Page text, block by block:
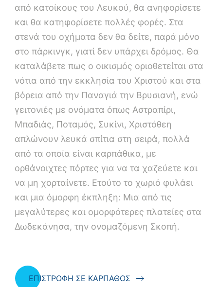
από κατοίκους του Λευκού, θα ανηφορίσετε
και θα κατηφορίσετε πολλές φορές. Στα
στενά του οχήματα δεν θα δείτε, παρά μόνο
στο πάρκινγκ, γιατί δεν υπάρχει δρόμος. Θα
καταλάβετε πως ο οικισμός οριοθετείται στα
νότια από την εκκλησία του Χριστού και στα
βόρεια από την Παναγιά την Βρυσιανή, ενώ
γειτονιές με ονόματα όπως Αστραπίρι,
Μπαδιάς, Ποταμός, Συκίνι, Χριστόθεη
απλώνουν λευκά σπίτια στη σειρά, πολλά
από τα οποία είναι καρπάθικα, με
ορθάνοιχτες πόρτες για να τα χαζεύετε και
να μη χορταίνετε. Ετούτο το χωριό φυλάει
και μια όμορφη έκπληξη: Μια από τις
μεγαλύτερες και ομορφότερες πλατείες στα
Δωδεκάνησα, την ονομαζόμενη Σκοπή.
ΕΠΙΣΤΡΟΦΗ ΣΕ ΚΑΡΠΑΘΟΣ